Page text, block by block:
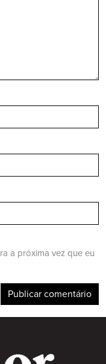
a próxima vez que eu